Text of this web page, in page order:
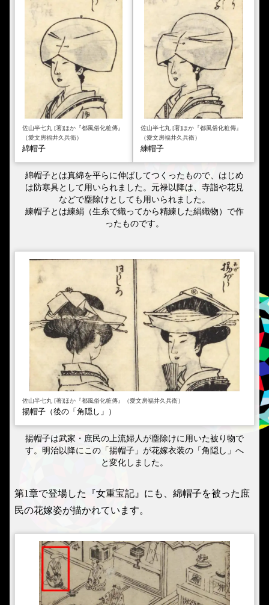
佐山半七丸 [著]ほか『都風俗化粧傳』
（愛文房福井久兵衛）
綿帽子
佐山半七丸 [著]ほか『都風俗化粧傳』
（愛文房福井久兵衛）
練帽子
綿帽子とは真綿を平らに伸ばしてつくったもので、はじめ
は防寒具として用いられました。元禄以降は、寺詣や花見
などで塵除けとしても用いられました。
練帽子とは練絹（生糸で織ってから精練した絹織物）で作
ったものです。
佐山半七丸 [著]ほか『都風俗化粧傳』（愛文房福井久兵衛）
揚帽子（後の「角隠し」）
揚帽子は武家・庶民の上流婦人が塵除けに用いた被り物で
す。明治以降にこの「揚帽子」が花嫁衣装の「角隠し」へ
と変化しました。
第1章で登場した『女重宝記』にも、綿帽子を被った庶
民の花嫁姿が描かれています。